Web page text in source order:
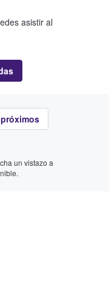
asistir al
un vistazo a